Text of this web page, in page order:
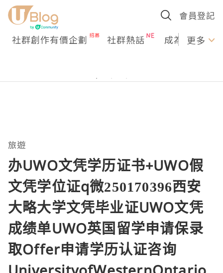
會員登記
社群創作有價企劃 社群熱話 成為U更多
旅遊
办UWO文凭学历证书+UWO假
文凭学位证q微250170396西安
大略大学文凭毕业证UWO文凭
成绩单UWO英国留学申请保录
取Offer申请学历认证咨询